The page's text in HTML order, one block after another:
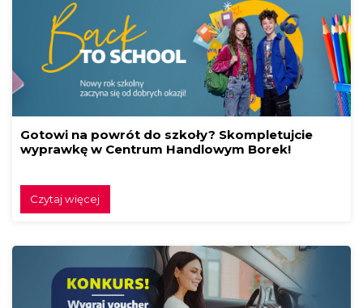
Gotowi na powrót do szkoły? Skompletujcie
wyprawkę w Centrum Handlowym Borek!
Czytaj więcej